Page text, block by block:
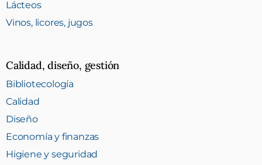
Lácteos
Vinos, licores, jugos
Calidad, diseño, gestión
Bibliotecología
Calidad
Diseño
Economía y finanzas
Higiene y seguridad